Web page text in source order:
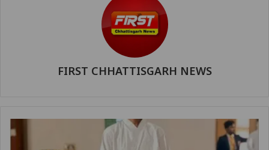
FIRST CHHATTISGARH NEWS